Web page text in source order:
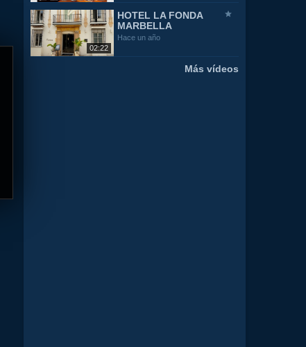
02:22
HOTEL LA FONDA
MARBELLA
Hace un año
Más vídeos